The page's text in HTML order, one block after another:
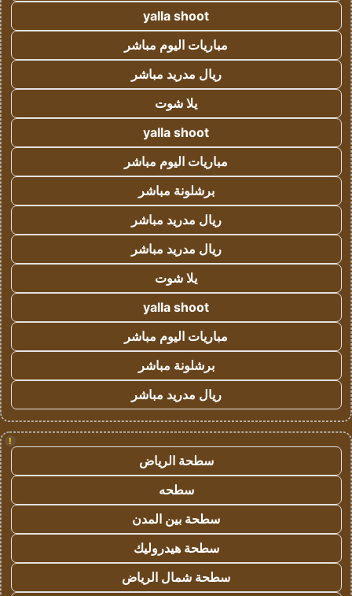
yalla shoot
مباريات اليوم مباشر
ريال مدريد مباشر
يلا شوت
yalla shoot
مباريات اليوم مباشر
برشلونة مباشر
ريال مدريد مباشر
ريال مدريد مباشر
يلا شوت
yalla shoot
مباريات اليوم مباشر
برشلونة مباشر
ريال مدريد مباشر
!
سطحة الرياض
سطحه
سطحة بين المدن
سطحة هيدروليك
سطحة شمال الرياض